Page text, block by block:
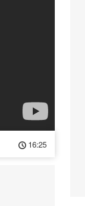
16:25